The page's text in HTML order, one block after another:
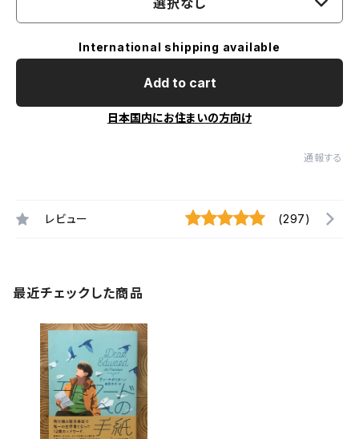
選択なし
International shipping available
Add to cart
日本国内にお住まいの方向け
通報する
レビュー (297)
最近チェックした商品